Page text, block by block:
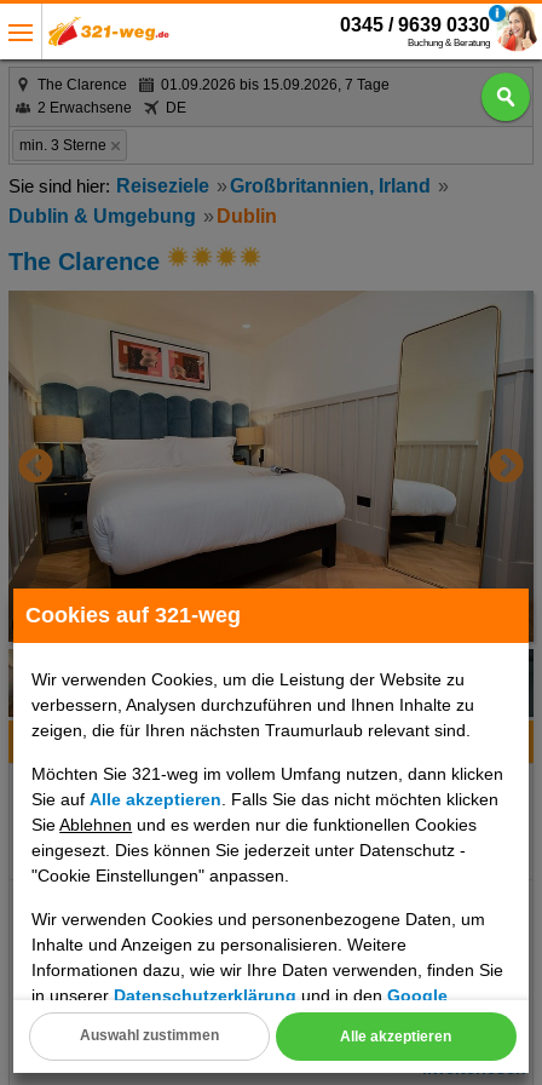
Cookies auf 321-weg
Wir verwenden Cookies, um die Leistung der Website zu
verbessern, Analysen durchzuführen und Ihnen Inhalte zu
zeigen, die für Ihren nächsten Traumurlaub relevant sind.
Möchten Sie 321-weg im vollem Umfang nutzen, dann klicken
Sie aufAlle akzeptieren . Falls Sie das nicht möchten klicken
SieAblehnen und es werden nur die funktionellen Cookies
eingesezt. Dies können Sie jederzeit unter Datenschutz -
"Cookie Einstellungen" anpassen.
Wir verwenden Cookies und personenbezogene Daten, um
Inhalte und Anzeigen zu personalisieren. Weitere
Informationen dazu, wie wir Ihre Daten verwenden, finden Sie
in unsererDatenschutzerklärung und in denGoogle
Datenschutz- und Nutzungsbedingungen
Cookie Einstellungen
Alle akzeptieren
Auswahl zustimmen
0345 / 9639 0330
Buchung & Beratung
The Clarence
01.09.2026 bis 15.09.2026, 7 Tage
2 Erwachsene
DE
min. 3 Sterne
Reiseziele
Großbritannien, Irland
Dublin & Umgebung
Dublin
The Clarence
1 / 5
Hotelinfo Bilder Karte
Dublin, Dublin & Umgebung, Irland
Klima zum Reisezeitpunkt:
°C
°C °C
Konferenzraum - Hotelsafe - Geldwechsel - Wäscheservice -
Roomservice - Gepäckraum - Gepäckservice - Parkplatz
Zimmerausstattung: - Fernseher - Safe Verpflegung: - Restaurant
- Bar Sport: - Fitnessraum Zahlungsmöglichkeiten: - MasterCard -
Visa - American Express - Diners - Bankkarte Maestro
..weiterlesen